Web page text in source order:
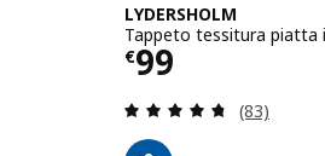
LYDERSHOLM
Tappeto tessitura piatta
€99
Prezzo € 99
(83)